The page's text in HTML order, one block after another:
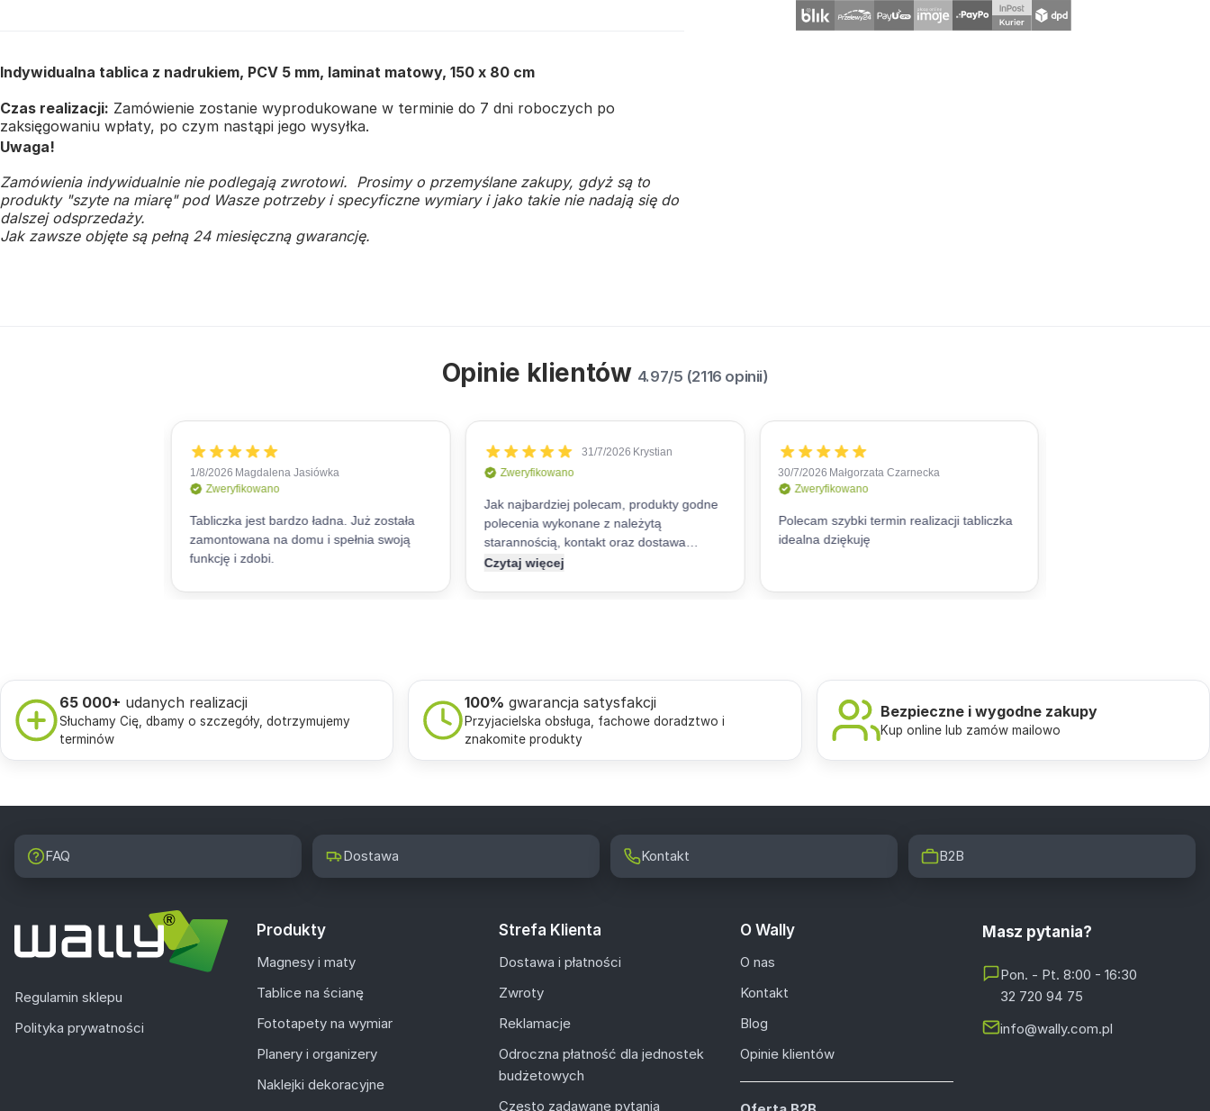
Indywidualna tablica z nadrukiem, PCV 5 mm, laminat matowy, 150 x 80 cm
Czas realizacji: Zamówienie zostanie wyprodukowane w terminie do 7 dni roboczych po
zaksięgowaniu wpłaty, po czym nastąpi jego wysyłka.
Uwaga!
Zamówienia indywidualnie nie podlegają zwrotowi. Prosimy o przemyślane zakupy, gdyż są to
produkty "szyte na miarę" pod Wasze potrzeby i specyficzne wymiary i jako takie nie nadają się do
dalszej odsprzedaży.
Jak zawsze objęte są pełną 24 miesięczną gwarancję.
Opinie klientów 4.97/5 (2116 opinii)
65 000+ udanych realizacji
Słuchamy Cię, dbamy o szczegóły, dotrzymujemy
terminów
100% gwarancja satysfakcji
Przyjacielska obsługa, fachowe doradztwo i
znakomite produkty
Bezpieczne i wygodne zakupy
Kup online lub zamów mailowo
FAQ Dostawa Kontakt B2B
Regulamin sklepu
Polityka prywatności
Produkty
Magnesy i maty
Tablice na ścianę
Fototapety na wymiar
Planery i organizery
Naklejki dekoracyjne
Strefa Klienta
Dostawa i płatności
Zwroty
Reklamacje
Odroczna płatność dla jednostek
budżetowych
Często zadawane pytania
O Wally
O nas
Kontakt
Blog
Opinie klientów
Masz pytania?
Pon. - Pt. 8:00 - 16:30
32 720 94 75
info@wally.com.pl